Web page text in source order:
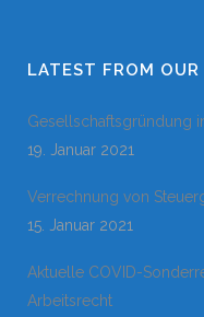
LATEST FROM OUR
Gesellschaftsgründung
19. Januar 2021
Verrechnung von
15. Januar 2021
Aktuelle COVID-
Arbeitsrecht